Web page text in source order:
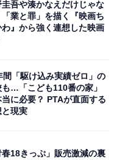
後は松本孝弘さんと
するほか、楽曲の作曲
としても活動してい
が横浜大学の数学科
した記憶がありま
てほしいと強く思い
）、「数学の先生の
圭吾や湊かなえだけじゃな
「業と罪」を描く『映画ち
わ』から強く連想した映画
間「駆け込み実績ゼロ」の
も…「こども110番の家」
当に必要？ PTAが直面する
と現実
春18きっぷ」販売激減の裏